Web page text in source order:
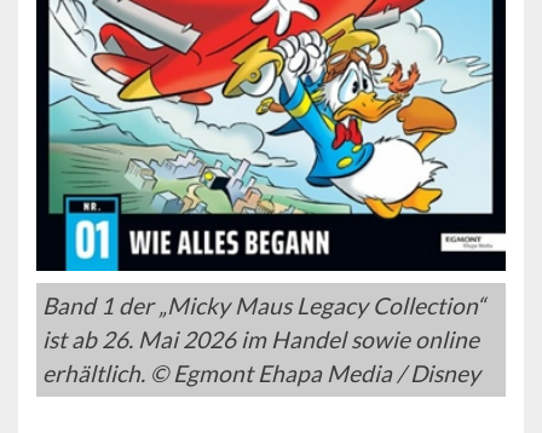
Band 1 der „Micky Maus Legacy Collection“
ist ab 26. Mai 2026 im Handel sowie online
erhältlich. © Egmont Ehapa Media / Disney